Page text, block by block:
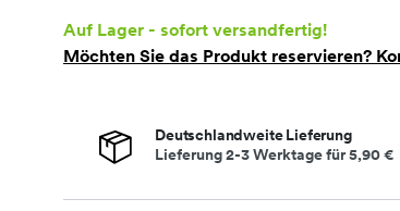
Auf Lager - sofort versandfertig!
Möchten Sie das Produkt reservieren?
Deutschlandweite Lieferung
Lieferung 2-3 Werktage für5,90 €